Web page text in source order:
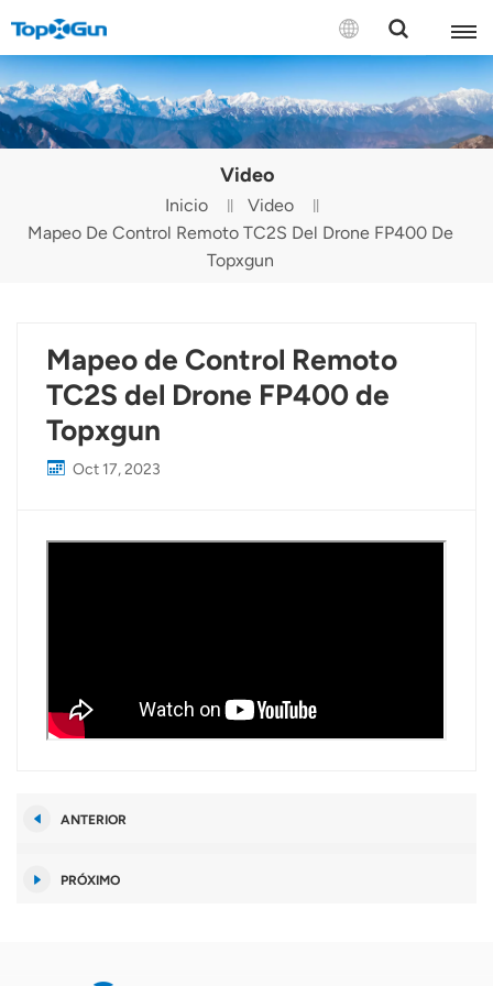
CONTÁCTENOS
English
Русский
Türkçe
Video
Inicio
Video
Mapeo De Control Remoto TC2S Del Drone FP400 De
Topxgun
Mapeo de Control Remoto
TC2S del Drone FP400 de
Topxgun
Oct 17, 2023
ANTERIOR
PRÓXIMO